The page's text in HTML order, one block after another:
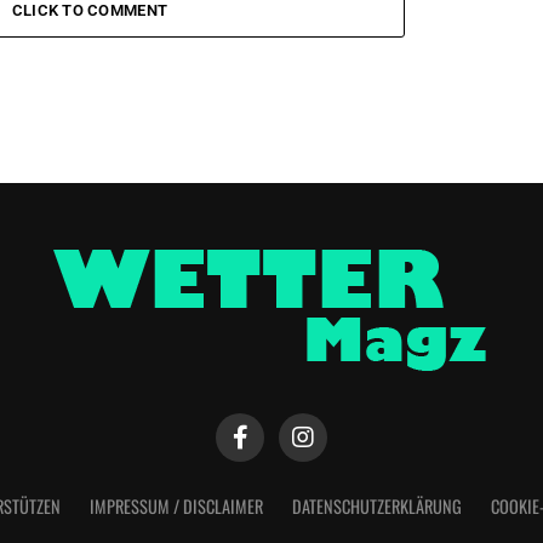
CLICK TO COMMENT
IMPRESSUM / DISCLAIMER DATENSCHUTZERKLÄRUNG